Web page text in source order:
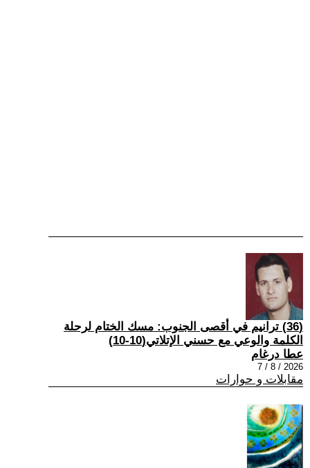
(36) ترانيم في أقصى الجنوب: مسك الختام لرحلة
الكلمة والوعي مع حسني الإتلاتي(10-10)
عطا درغام
2026 / 8 / 7
مقابلات و حوارات